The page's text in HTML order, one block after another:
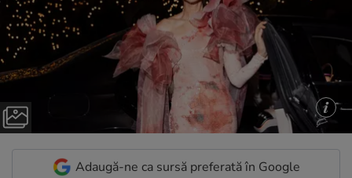
Adaugă-ne ca sursă preferată în Google